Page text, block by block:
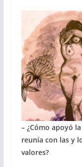
– ¿Cómo apoyó
reunía con las y
valores?